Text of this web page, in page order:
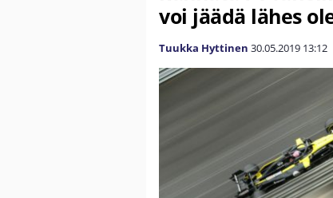
voi jäädä lähes
Tuukka Hyttinen 30.05.2019 13:12